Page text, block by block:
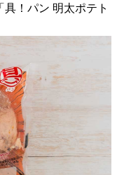
具！パン 明太ポテト